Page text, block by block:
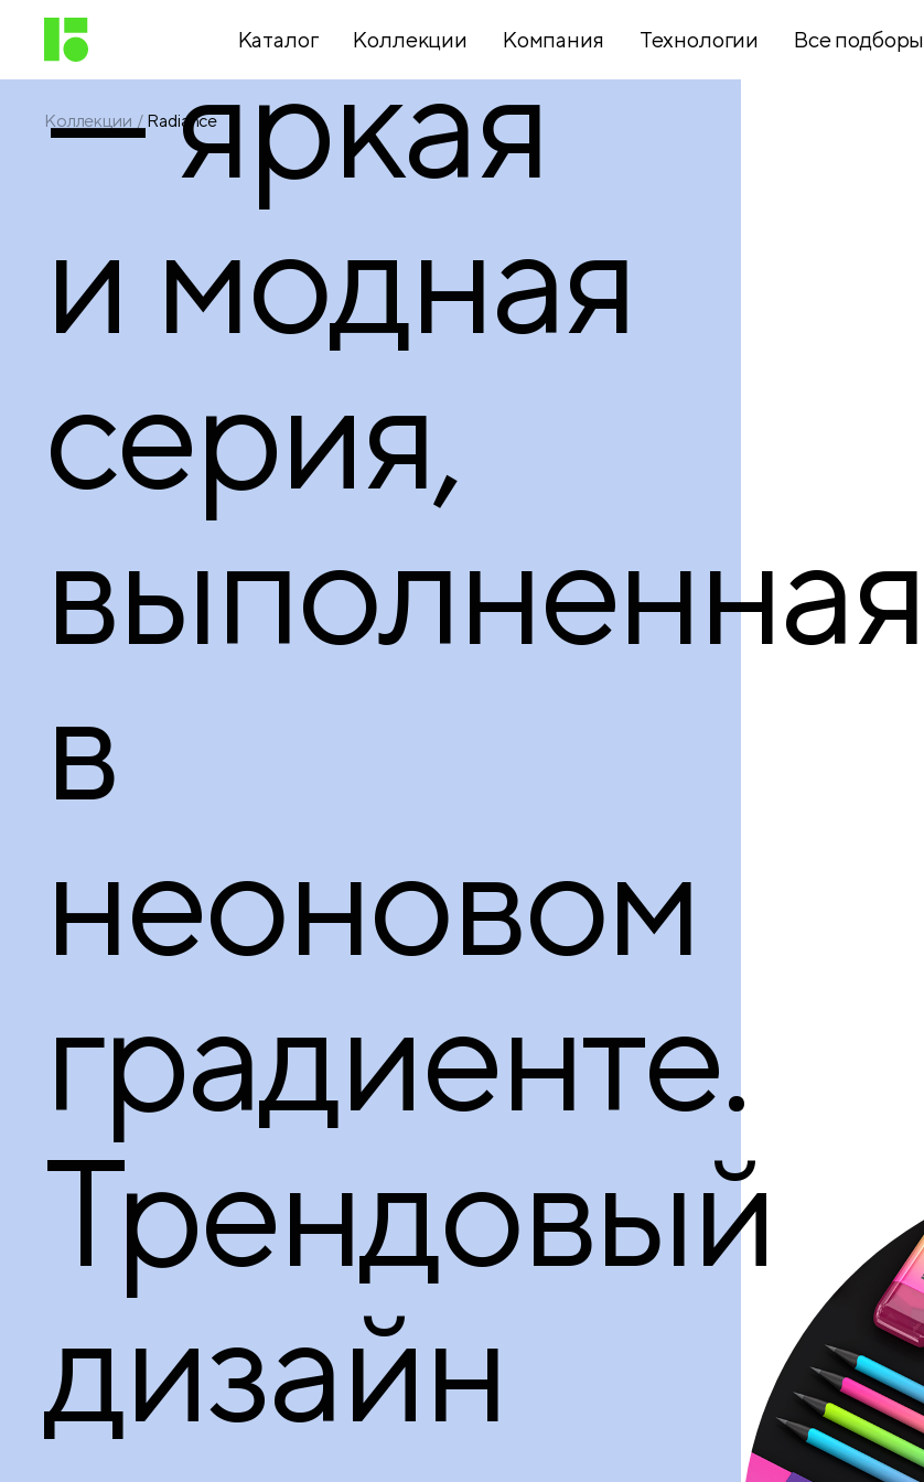
Каталог
Письменные
принадлежности
Канцелярские
принадлежности
Чертежные
принадлежности
Презентационное
Коллекции Компания Технологии Все подборы
Коллекции Radiance
— яркая
и модная
серия,
выполненная
в
неоновом
градиенте.
Трендовый
дизайн